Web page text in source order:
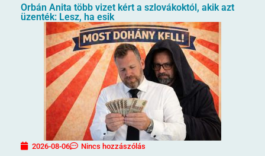
Orbán Anita több vizet kért a szlovákoktól, akik azt
üzenték: Lesz, ha esik
2026-08-06 Nincs hozzászólás